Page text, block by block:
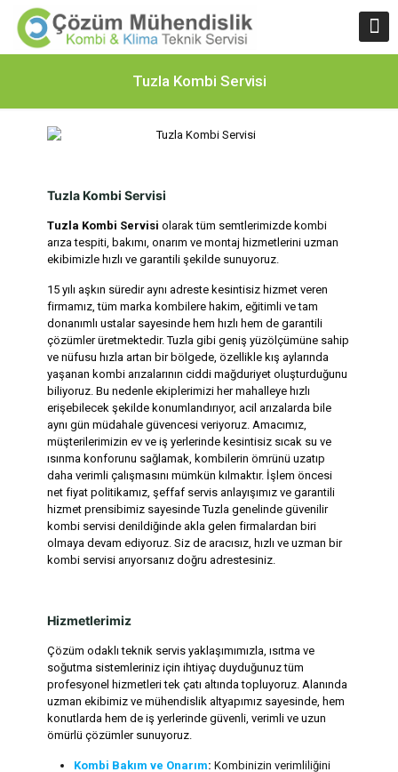
Tuzla Kombi Servisi
Tuzla Kombi Servisi
Tuzla Kombi Servisi olarak tüm semtlerimizde kombi
arıza tespiti, bakımı, onarım ve montaj hizmetlerini uzman
ekibimizle hızlı ve garantili şekilde sunuyoruz.
15 yılı aşkın süredir aynı adreste kesintisiz hizmet veren
firmamız, tüm marka kombilere hakim, eğitimli ve tam
donanımlı ustalar sayesinde hem hızlı hem de garantili
çözümler üretmektedir. Tuzla gibi geniş yüzölçümüne sahip
ve nüfusu hızla artan bir bölgede, özellikle kış aylarında
yaşanan kombi arızalarının ciddi mağduriyet oluşturduğunu
biliyoruz. Bu nedenle ekiplerimizi her mahalleye hızlı
erişebilecek şekilde konumlandırıyor, acil arızalarda bile
aynı gün müdahale güvencesi veriyoruz. Amacımız,
müşterilerimizin ev ve iş yerlerinde kesintisiz sıcak su ve
ısınma konforunu sağlamak, kombilerin ömrünü uzatıp
daha verimli çalışmasını mümkün kılmaktır. İşlem öncesi
net fiyat politikamız, şeffaf servis anlayışımız ve garantili
hizmet prensibimiz sayesinde Tuzla genelinde güvenilir
kombi servisi denildiğinde akla gelen firmalardan biri
olmaya devam ediyoruz. Siz de aracısız, hızlı ve uzman bir
kombi servisi arıyorsanız doğru adrestesiniz.
Hizmetlerimiz
Çözüm odaklı teknik servis yaklaşımımızla, ısıtma ve
soğutma sistemleriniz için ihtiyaç duyduğunuz tüm
profesyonel hizmetleri tek çatı altında topluyoruz. Alanında
uzman ekibimiz ve mühendislik altyapımız sayesinde, hem
konutlarda hem de iş yerlerinde güvenli, verimli ve uzun
ömürlü çözümler sunuyoruz.
Kombi Bakım ve Onarım: Kombinizin verimliliğini